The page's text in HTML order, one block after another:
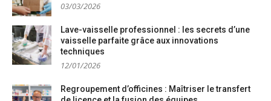
03/03/2026
Lave-vaisselle professionnel : les secrets d’une
vaisselle parfaite grâce aux innovations
techniques
12/01/2026
Regroupement d’officines : Maîtriser le transfert